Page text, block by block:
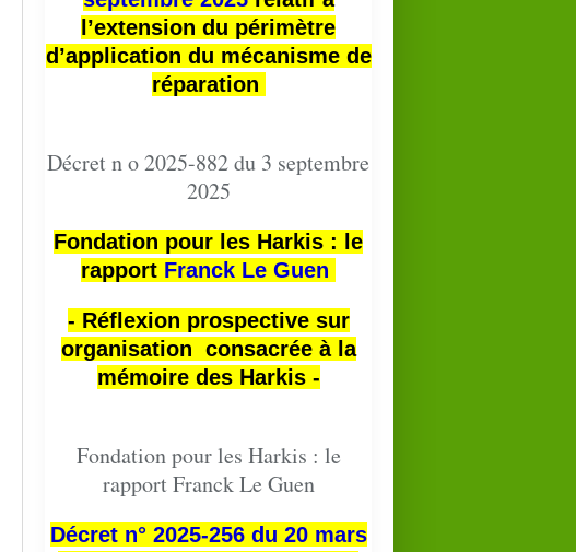
l’extension du périmètre
d’application du mécanisme de
réparation
Décret n o 2025-882 du 3 septembre
2025
Fondation pour les Harkis : le
rapport Franck Le Guen
- Réflexion prospective sur
organisation consacrée à la
mémoire des Harkis -
Fondation pour les Harkis : le
rapport Franck Le Guen
Décret n° 2025-256 du 20 mars